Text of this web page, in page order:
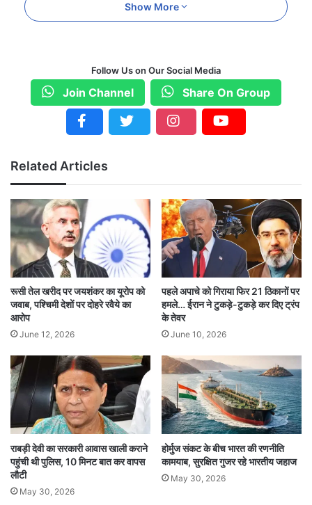
हमारे श्री राम जी ने शबरी के झूठे बेर खाए थे
हिंसा को अहिंसा से पराजित किया जा सकता
है मेरे भाई🤍
बस मानवता बरकरार रहनी चाहिए ।
जय श्री राम🚩
https://t.co/uljActwMrR
— sonu sood (@SonuSood)July
20, 2024
सोनू सूद ने दुकानकारों को संबोधित करते हुए कहा- ‘सभी
दुकानों पर सिर्फ एक ही नेमप्लेट होनी चाहिए. वो है मानवता.’
उनके इस बयान पर एक शख्स ने वीडियो शेयर करते हुए
उनकी बात का विरोध किया. लेकिन सोनू सूद ने इसपर अपने
आपक को डिफेंड करते हुए रिएक्ट किया. उन्होंने कहा- हमारे
श्री राम जी ने शबरी के जूठे बेर खाए थे तो मैं क्यों नहीं खा
सकता. हिंसा को अहिंसा से पराजित किया जा सकता है मेरे
भाई बस मानवता बरकरार रहनी चाहिए. जय श्री राम. अब ये
वीडियो वायरल हो रहा है और लोग तरह-तरह की
Show More
Follow Us on Our Social Media
Join Channel Share On Group
Related Articles
रूसी तेल खरीद पर जयशंकर का यूरोप को
जवाब, पश्चिमी देशों पर दोहरे रवैये का
आरोप
June 12, 2026
पहले अपाचे को गिराया फिर 21 ठिकानों पर
हमले… ईरान ने टुकड़े-टुकड़े कर दिए ट्रंप
के तेवर
June 10, 2026
राबड़ी देवी का सरकारी आवास खाली कराने
पहुंची थी पुलिस, 10 मिनट बात कर वापस
लौटी
May 30, 2026
होर्मुज संकट के बीच भारत की रणनीति
कामयाब, सुरक्षित गुजर रहे भारतीय जहाज
May 30, 2026